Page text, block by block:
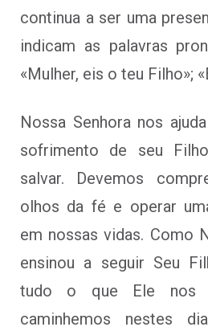
continua a ser uma
indicam as palavras
«Mulher, eis o teu Filho»;
Nossa Senhora nos
sofrimento de seu
salvar. Devemos
olhos da fé e operar
em nossas vidas. Como
ensinou a seguir Seu
tudo o que Ele nos
caminhemos nestes